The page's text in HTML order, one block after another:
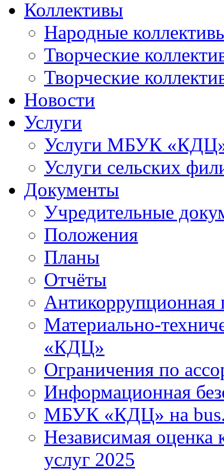
Коллективы
Народные
Творческие
Творческие
Новости
Услуги
Услуги МБУК
Услуги сельских
Документы
Учредительные
Положения
Планы
Отчёты
Антикоррупционная
Материально-
«КДЦ»
Ограничения по
Информационная
МБУК «КДЦ» на
Независимая оценка
услуг 2025